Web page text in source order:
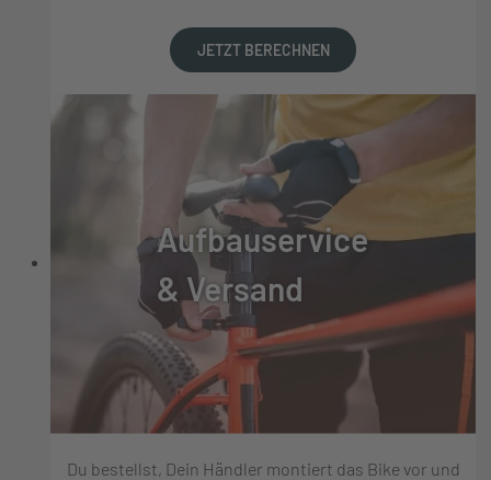
JETZT BERECHNEN
Aufbauservice
& Versand
Du bestellst, Dein Händler montiert das Bike vor und